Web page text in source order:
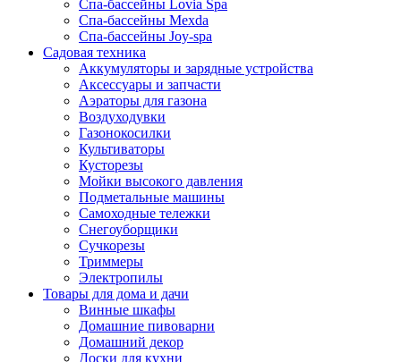
Спа-бассейны Lovia Spa
Спа-бассейны Mexda
Спа-бассейны Joy-spa
Садовая техника
Аккумуляторы и зарядные устройства
Аксессуары и запчасти
Аэраторы для газона
Воздуходувки
Газонокосилки
Культиваторы
Кусторезы
Мойки высокого давления
Подметальные машины
Самоходные тележки
Снегоуборщики
Сучкорезы
Триммеры
Электропилы
Товары для дома и дачи
Винные шкафы
Домашние пивоварни
Домашний декор
Доски для кухни